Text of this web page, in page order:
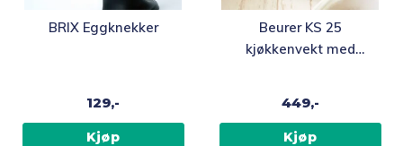
BRIX Eggknekker
129,-
Kjøp
Beurer KS 25
kjøkkenvekt med
449,-
Kjøp